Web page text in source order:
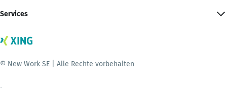
Services
© New Work SE | Alle Rechte vorbehalten